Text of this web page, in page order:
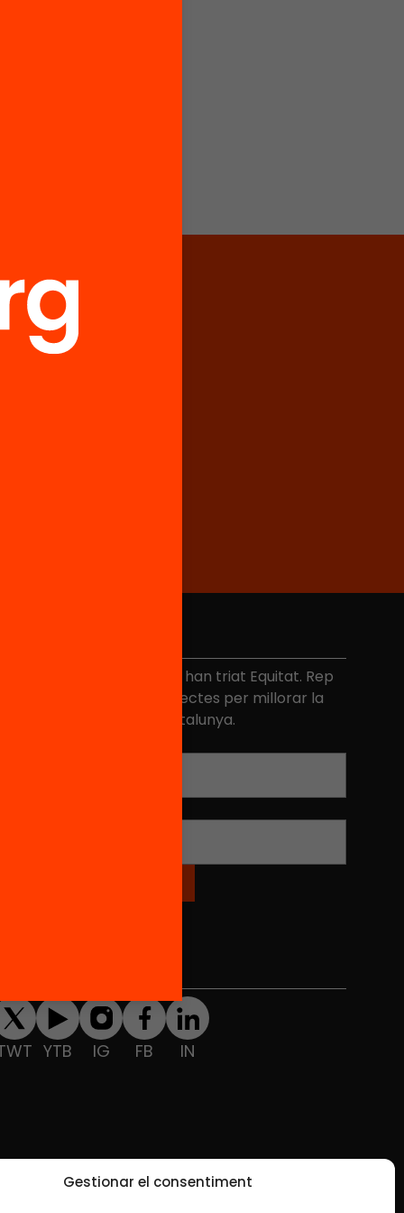
Gestionar el consentiment
Més de 40.000 persones ja han triat Equitat. Rep
iniciatives, propostes i projectes per millorar la
qualitat de l'educació a Catalunya.
YTB IG FB IN